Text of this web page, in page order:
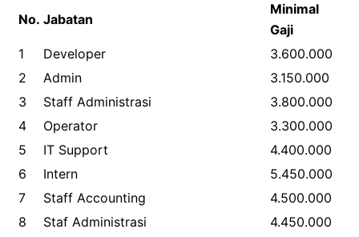
No. Jabatan
Minimal
Gaji
1
Developer
3.600.000
2
Admin
3.150.000
3
Staff Administrasi
3.800.000
4
Operator
3.300.000
5
IT Support
4.400.000
6
Intern
5.450.000
7
Staff Accounting
4.500.000
8
Staf Administrasi
4.450.000